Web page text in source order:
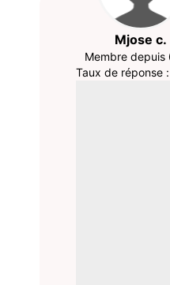
Mjose c.
Membre depuis
Taux de réponse :